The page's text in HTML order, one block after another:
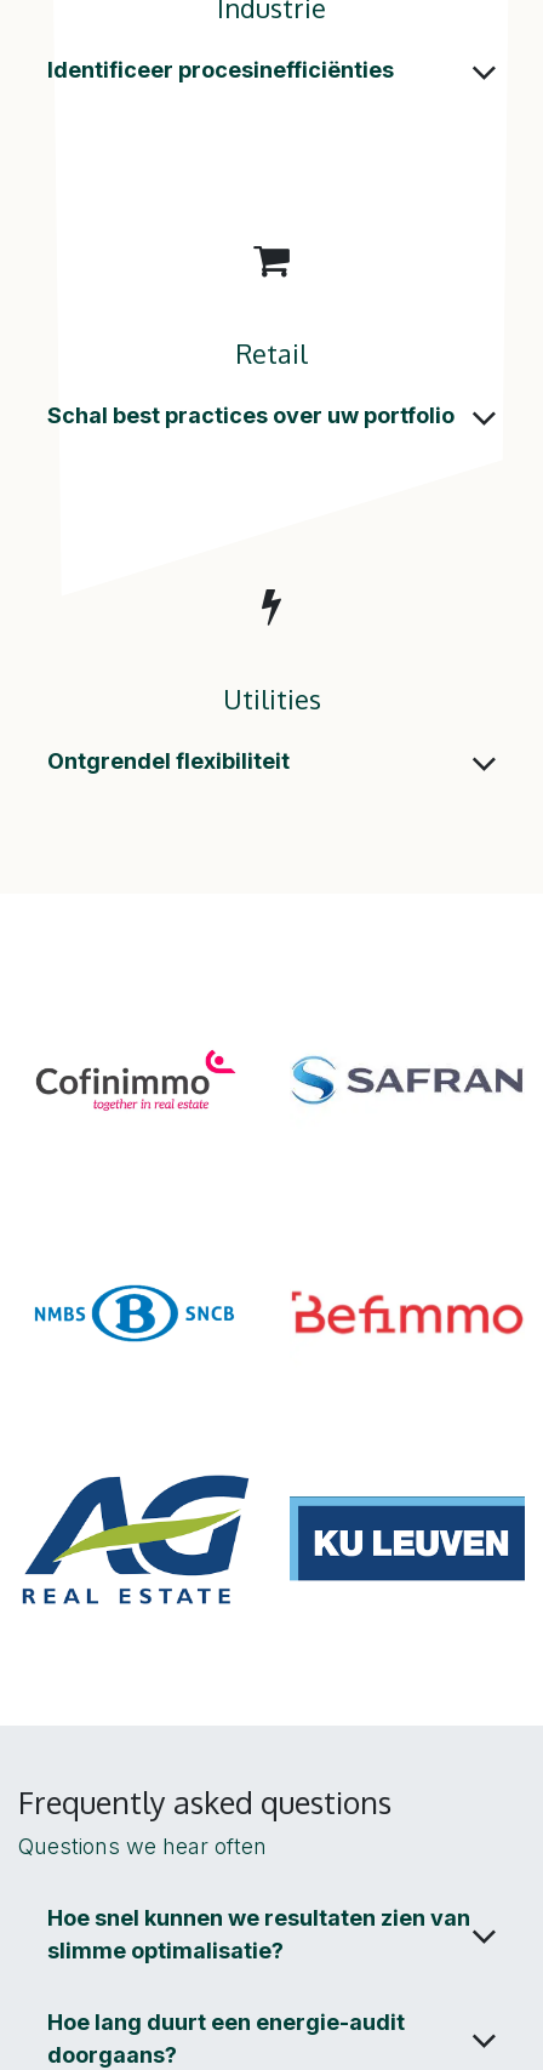
Industrie
Identificeer procesinefficiënties
Retail
Schal best practices over uw portfolio
Utilities
Ontgrendel flexibiliteit
Frequently asked questions
Questions we hear often
Hoe snel kunnen we resultaten zien van
slimme optimalisatie?
Hoe lang duurt een energie-audit
doorgaans?